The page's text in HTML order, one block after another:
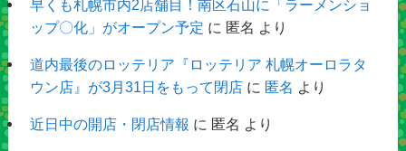
早くも札幌市内2店舗目！南区石山に「ラーメンショ
ップ〇化」がオープン予定 に 匿名 より
道内最後のロッテリア『ロッテリア 札幌オーロラタ
ウン店』が3月31日をもって閉店に 匿名 より
近日中の開店・閉店情報 に 匿名 より